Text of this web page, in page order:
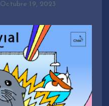
Octubre 19, 2023